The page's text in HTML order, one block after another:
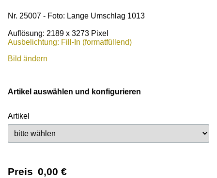
Nr. 25007 - Foto: Lange Umschlag 1013
Auflösung: 2189 x 3273 Pixel
Ausbelichtung: Fill-In (formatfüllend)
Bild ändern
Artikel auswählen und konfigurieren
Artikel
Preis 0,00 €